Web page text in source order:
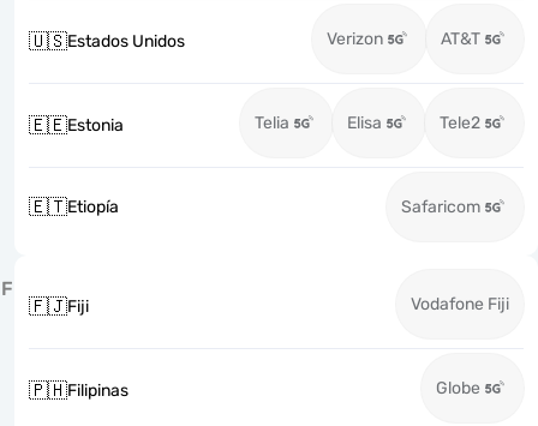
🇺🇸Estados Unidos Verizon AT&T
🇪🇪Estonia Telia Elisa Tele2
🇪🇹Etiopía Safaricom
F
🇫🇯Fiji Vodafone Fiji
🇵🇭Filipinas Globe